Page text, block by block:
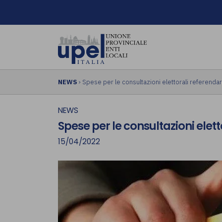
NEWS › Spese per le consultazioni elettorali
NEWS
Spese per le consultazioni
15/04/2022